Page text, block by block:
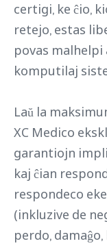
certigi, ke ĉio,
retejo, estas
povas malhelpi
komputilaj
Laŭ la
XC Medico
garantiojn
kaj ĉian
respondeco
(inkluzive de
perdo,